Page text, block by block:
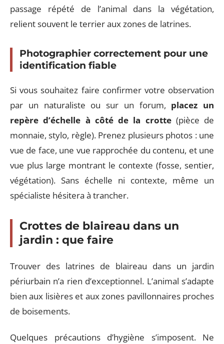
passage répété de l’animal dans la végétation,
relient souvent le terrier aux zones de latrines.
Photographier correctement pour une
identification fiable
Si vous souhaitez faire confirmer votre observation
par un naturaliste ou sur un forum, placez un
repère d’échelle à côté de la crotte(pièce de
monnaie, stylo, règle). Prenez plusieurs photos : une
vue de face, une vue rapprochée du contenu, et une
vue plus large montrant le contexte (fosse, sentier,
végétation). Sans échelle ni contexte, même un
spécialiste hésitera à trancher.
Crottes de blaireau dans un
jardin : que faire
Trouver des latrines de blaireau dans un jardin
périurbain n’a rien d’exceptionnel. L’animal s’adapte
bien aux lisières et aux zones pavillonnaires proches
de boisements.
Quelques précautions d’hygiène s’imposent. Ne